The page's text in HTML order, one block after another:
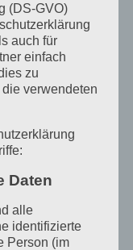
Juli 24 da,
(DS-GVO)
auch für
einfach
zu
verwendeten
Daten
alle
identifizierte
Person (im